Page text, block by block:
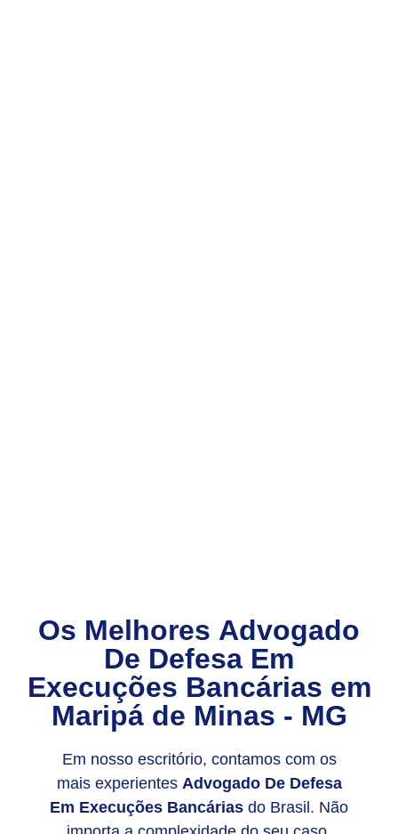
Os Melhores Advogado
De Defesa Em
Execuções Bancárias em
Maripá de Minas - MG
Em nosso escritório, contamos com os
mais experientes Advogado De Defesa
Em Execuções Bancárias do Brasil. Não